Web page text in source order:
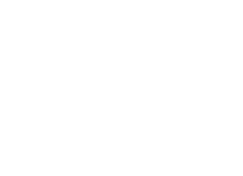
ŞERİF VE 41 HATİM PROGRAMINA TÜM HALKIMIZ DAVETLİDİR.